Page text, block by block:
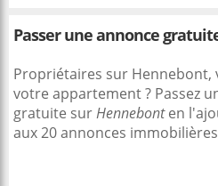
Passer une annonce
Propriétaires sur Hennebont,
votre appartement ? Passez
gratuite surHennebonten
aux 20 annonces